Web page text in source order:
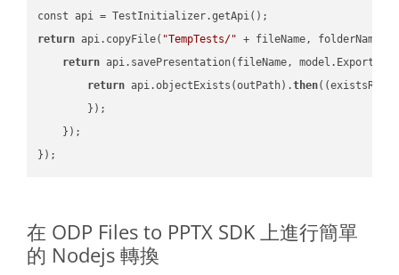
return api.copyFile( "TempTests/" + fileName, folderName +
return api.savePresentation(fileName,
return api.objectExists(outPath).then(
        });
    });
在 ODP Files to PPTX SDK 上進行簡單
的 Nodejs 轉換